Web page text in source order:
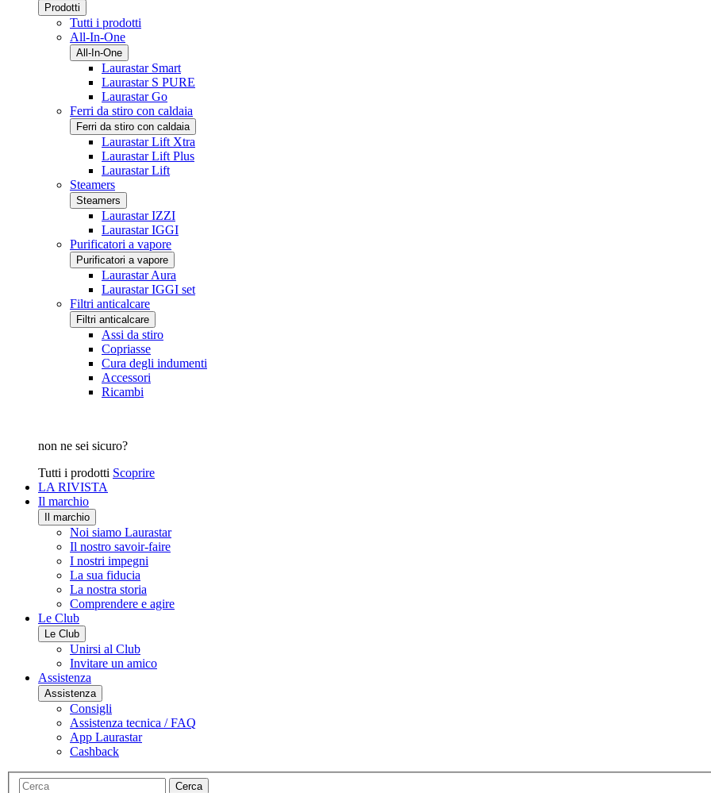
Prodotti
Tutti i prodotti
All-In-One
All-In-One
Laurastar Smart
Laurastar S PURE
Laurastar Go
Ferri da stiro con caldaia
Ferri da stiro con caldaia
Laurastar Lift Xtra
Laurastar Lift Plus
Laurastar Lift
Steamers
Steamers
Laurastar IZZI
Laurastar IGGI
Purificatori a vapore
Purificatori a vapore
Laurastar Aura
Laurastar IGGI set
Filtri anticalcare
Filtri anticalcare
Assi da stiro
Copriasse
Cura degli indumenti
Accessori
Ricambi
non ne sei sicuro?
Tutti i prodotti Scoprire
LA RIVISTA
Il marchio
Il marchio
Noi siamo Laurastar
Il nostro savoir-faire
I nostri impegni
La sua fiducia
La nostra storia
Comprendere e agire
Le Club
Le Club
Unirsi al Club
Invitare un amico
Assistenza
Assistenza
Consigli
Assistenza tecnica / FAQ
App Laurastar
Cashback
Cerca